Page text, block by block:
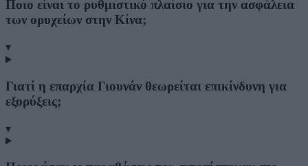
Ποιο είναι το ρυθμιστικό πλαίσιο για την ασφάλεια
των ορυχείων στην Κίνα;
▾
Γιατί η επαρχία Γιουνάν θεωρείται επικίνδυνη για
εξορύξεις;
▾